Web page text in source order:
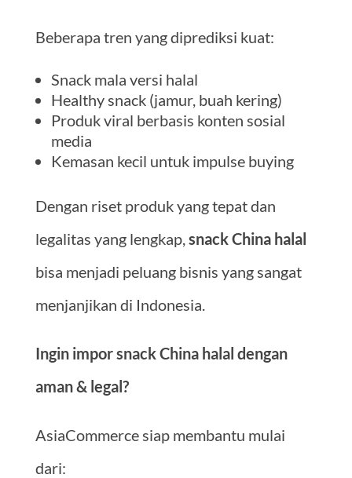
Beberapa tren yang diprediksi kuat:
Snack mala versi halal
Healthy snack (jamur, buah kering)
Produk viral berbasis konten sosial
media
Kemasan kecil untuk impulse buying
Dengan riset produk yang tepat dan
legalitas yang lengkap, snack China halal
bisa menjadi peluang bisnis yang sangat
menjanjikan di Indonesia.
Ingin impor snack China halal dengan
aman & legal?
AsiaCommerce siap membantu mulai
dari: